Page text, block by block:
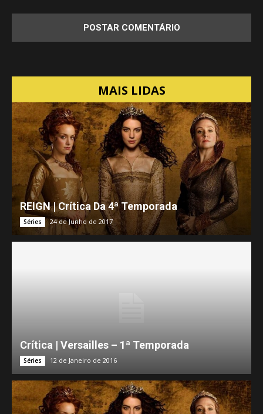
MAIS LIDAS
REIGN | Crítica Da 4ª Temporada
Séries 24 de Junho de 2017
Crítica | Versailles – 1ª Temporada
Séries 12 de Janeiro de 2016